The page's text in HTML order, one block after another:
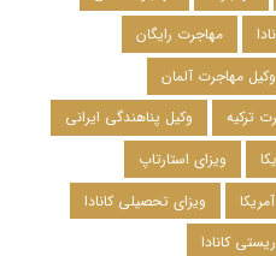
مهاجرت رایگان
وکیل مهاجرت آلمان
ترکیه
وکیل پناهندگی ایرانی
ویزای استارتاپ
ویزای تحصیلی کانادا
کانادا